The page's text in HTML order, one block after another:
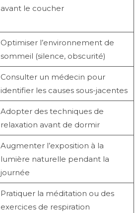
avant le coucher
Optimiser l’environnement de
sommeil (silence, obscurité)
Consulter un médecin pour
identifier les causes sous-jacentes
Adopter des techniques de
relaxation avant de dormir
Augmenter l’exposition à la
lumière naturelle pendant la
journée
Pratiquer la méditation ou des
exercices de respiration